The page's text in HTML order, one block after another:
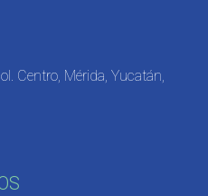
Centro, Mérida, Yucatán,